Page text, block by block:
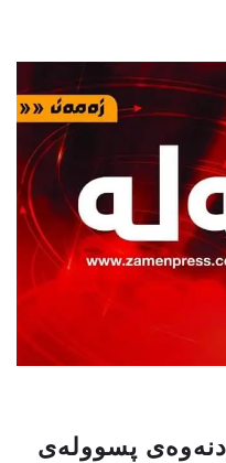
نوێکردنەوەی پسوولەی